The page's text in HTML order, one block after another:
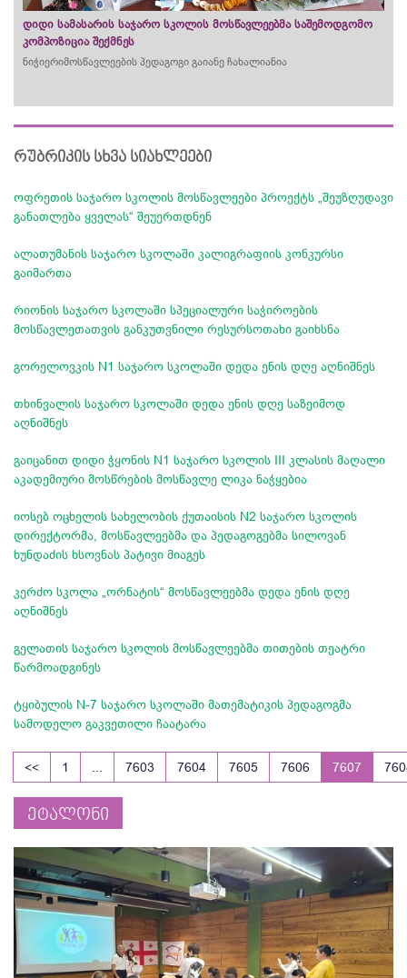
დიდი სამასარის საჯარო სკოლის მოსწავლეებმა საშემოდგომო
კომპოზიცია შექმნეს
ნიჭიერიმოსწავლეების პედაგოგი გაიანე ჩახალიანია
რუბრიკის სხვა სიახლეები
ოფრეთის საჯარო სკოლის მოსწავლეები პროექტს „შეუზღუდავი
განათლება ყველას“ შეუერთდნენ
ალათუმანის საჯარო სკოლაში კალიგრაფიის კონკურსი
გაიმართა
რიონის საჯარო სკოლაში სპეციალური საჭიროების
მოსწავლეთათვის განკუთვნილი რესურსოთახი გაიხსნა
გორელოვკის N1 საჯარო სკოლაში დედა ენის დღე აღნიშნეს
თხინვალის საჯარო სკოლაში დედა ენის დღე საზეიმოდ
აღნიშნეს
გაიცანით დიდი ჭყონის N1 საჯარო სკოლის III კლასის მაღალი
აკადემიური მოსწრების მოსწავლე ლიკა ნაჭყებია
იოსებ ოცხელის სახელობის ქუთაისის N2 საჯარო სკოლის
დირექტორმა, მოსწავლეებმა და პედაგოგებმა სილოვან
ხუნდაძის ხსოვნას პატივი მიაგეს
კერძო სკოლა „ორნატის“ მოსწავლეებმა დედა ენის დღე
აღნიშნეს
გელათის საჯარო სკოლის მოსწავლეებმა თითების თეატრი
წარმოადგინეს
ტყიბულის N-7 საჯარო სკოლაში მათემატიკის პედაგოგმა
სამოდელო გაკვეთილი ჩაატარა
<< 1 7603 7604 7605 7606 7607
ეტალონი